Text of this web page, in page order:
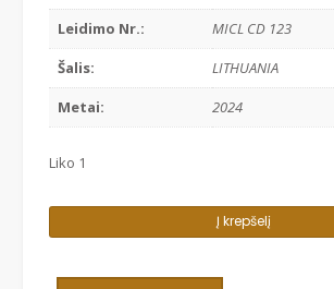
Leidimo Nr.:
MICL CD 123
Šalis:
LITHUANIA
Metai:
2024
Liko 1
kiekis:
Į krepšelį